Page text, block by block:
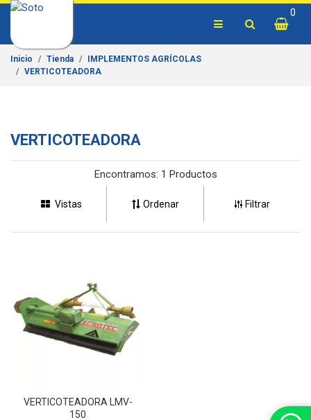
0
Inicio Tienda
IMPLEMENTOS AGRÍCOLAS
VERTICOTEADORA
VERTICOTEADORA
Encontramos: 1 Productos
Vistas Ordenar Filtrar
VERTICOTEADORA LMV-
150